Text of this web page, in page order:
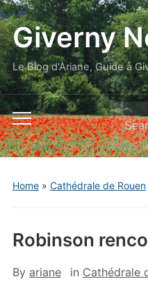
Giverny
Le Blog d'Ariane, Guide à
Toggle
mobile
menu
Search
for:
Home» Cathédrale de Rouen
Robinson
By ariane in Cathédrale